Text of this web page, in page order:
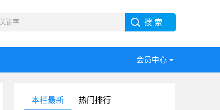
会员中心
本栏最新 热门排行